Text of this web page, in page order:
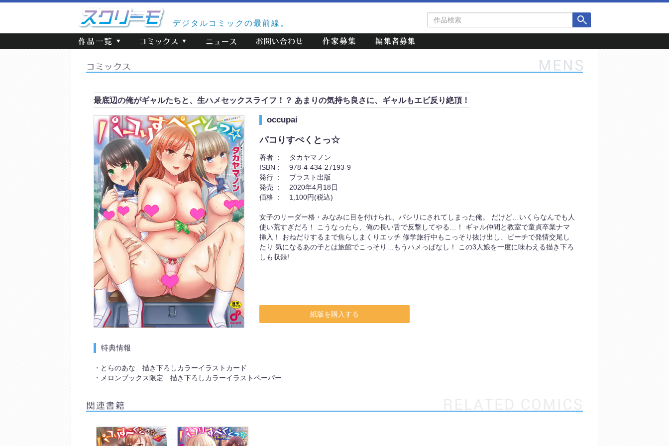
デジタルコミックの最前線。
品
最底辺の俺がギャルたちと、生ハメセックスライフ！？ あまりの気持ち良さに、ギャルもエビ反り絶頂！
occupai
パコりすぺくとっ☆
著者 ：
タカヤマノン
ISBN：
978-4-434-27193-9
発行 ：
ブラスト出版
発売 ：
2020年4月18日
価格 ：
1,100円(税込)
女子のリーダー格・みなみに目を付けられ、パシリにされてしまった俺。 だけど…いくらなんでも人
使い荒すぎだろ！ こうなったら、俺の長い舌で反撃してやる…！ ギャル仲間と教室で童貞卒業ナマ
挿入！ おねだりするまで焦らしまくりエッチ 修学旅行中もこっそり抜け出し、ビーチで発情交尾し
たり 気になるあの子とは旅館でこっそり…もうハメっぱなし！ この3人娘を一度に味わえる描き下ろ
しも収録!
紙版を購入する
特典情報
・とらのあな 描き下ろしカラーイラストカード
・メロンブックス限定 描き下ろしカラーイラストペーパー